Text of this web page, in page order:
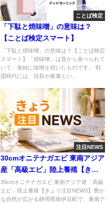
ことば検定
「下駄と焼味噌」の意味は？
【ことば検定スマート】
「下駄と焼味噌」の意味は？【ことば検定
スマート】「焼味噌」は昔から食べられて
いて、単純に味噌を焼いたものです。 戦
国時代には。信長や家康とい...
注目NEWS
30cmオニテナガエビ 東南アジア
産「高級エビ」陸上養殖【きょ
う注目NEWS】
30cmオニテナガエビ 東南アジア産「高級
エビ」陸上養殖【きょう注目NEWS】豊か
な自然が広がる静岡県南伊豆町で、東南ア